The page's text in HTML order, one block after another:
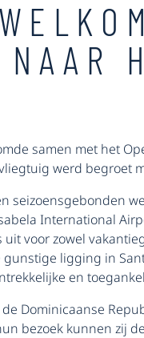
samen met het
werd begroet
seizoensgebonden
International
voor zowel
ligging in
en
Dominicaanse
bezoek kunnen zij